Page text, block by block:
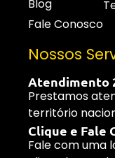
Blog
Fale Conosco
Nossos
Atendimento
Prestamos
território
Clique e Fale
Fale com uma